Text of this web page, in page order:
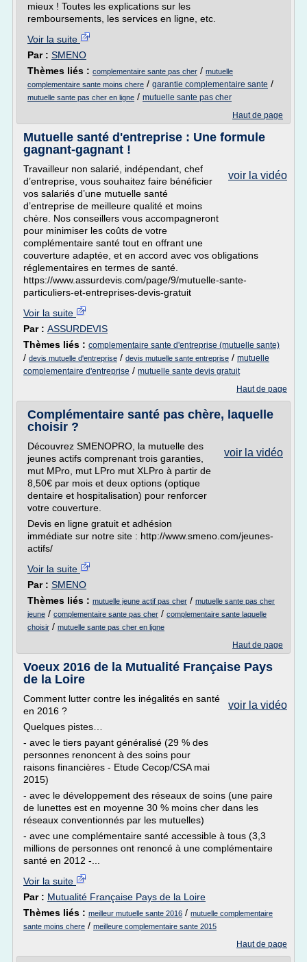
mieux ! Toutes les explications sur les
remboursements, les services en ligne, etc.
Voir la suite
Par : SMENO
Thèmes liés : complementaire sante pas cher / mutuelle
complementaire sante moins chere / garantie complementaire sante /
mutuelle sante pas cher en ligne / mutuelle sante pas cher
Haut de page
Mutuelle santé d'entreprise : Une formule
gagnant-gagnant !
voir la vidéo
Travailleur non salarié, indépendant, chef
d’entreprise, vous souhaitez faire bénéficier
vos salariés d’une mutuelle santé
d’entreprise de meilleure qualité et moins
chère. Nos conseillers vous accompagneront
pour minimiser les coûts de votre
complémentaire santé tout en offrant une
couverture adaptée, et en accord avec vos obligations
réglementaires en termes de santé.
https://www.assurdevis.com/page/9/mutuelle-sante-
particuliers-et-entreprises-devis-gratuit
Voir la suite
Par : ASSURDEVIS
Thèmes liés : complementaire sante d'entreprise (mutuelle sante)
/ devis mutuelle d'entreprise / devis mutuelle sante entreprise / mutuelle
complementaire d'entreprise / mutuelle sante devis gratuit
Haut de page
Complémentaire santé pas chère, laquelle
choisir ?
voir la vidéo
Découvrez SMENOPRO, la mutuelle des
jeunes actifs comprenant trois garanties,
mut MPro, mut LPro mut XLPro à partir de
8,50€ par mois et deux options (optique
dentaire et hospitalisation) pour renforcer
votre couverture.
Devis en ligne gratuit et adhésion
immédiate sur notre site : http://www.smeno.com/jeunes-
actifs/
Voir la suite
Par : SMENO
Thèmes liés : mutuelle jeune actif pas cher / mutuelle sante pas cher
jeune / complementaire sante pas cher / complementaire sante laquelle
choisir / mutuelle sante pas cher en ligne
Haut de page
Voeux 2016 de la Mutualité Française Pays
de la Loire
voir la vidéo
Comment lutter contre les inégalités en santé
en 2016 ?
Quelques pistes…
- avec le tiers payant généralisé (29 % des
personnes renoncent à des soins pour
raisons financières - Etude Cecop/CSA mai
2015)
- avec le développement des réseaux de soins (une paire
de lunettes est en moyenne 30 % moins cher dans les
réseaux conventionnés par les mutuelles)
- avec une complémentaire santé accessible à tous (3,3
millions de personnes ont renoncé à une complémentaire
santé en 2012 -...
Voir la suite
Par : Mutualité Française Pays de la Loire
Thèmes liés : meilleur mutuelle sante 2016 / mutuelle complementaire
sante moins chere / meilleure complementaire sante 2015
Haut de page